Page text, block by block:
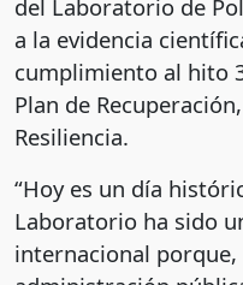
del Laboratorio de
a la evidencia
cumplimiento al hito
Plan de
Resiliencia.
“Hoy es un día
Laboratorio ha sido
internacional